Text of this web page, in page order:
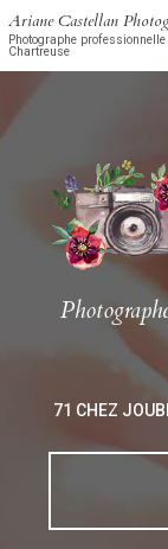
au
contenu
Ariane Castellan
Photographe professionnelle dans le Massif de la
Chartreuse
71 CHEZ